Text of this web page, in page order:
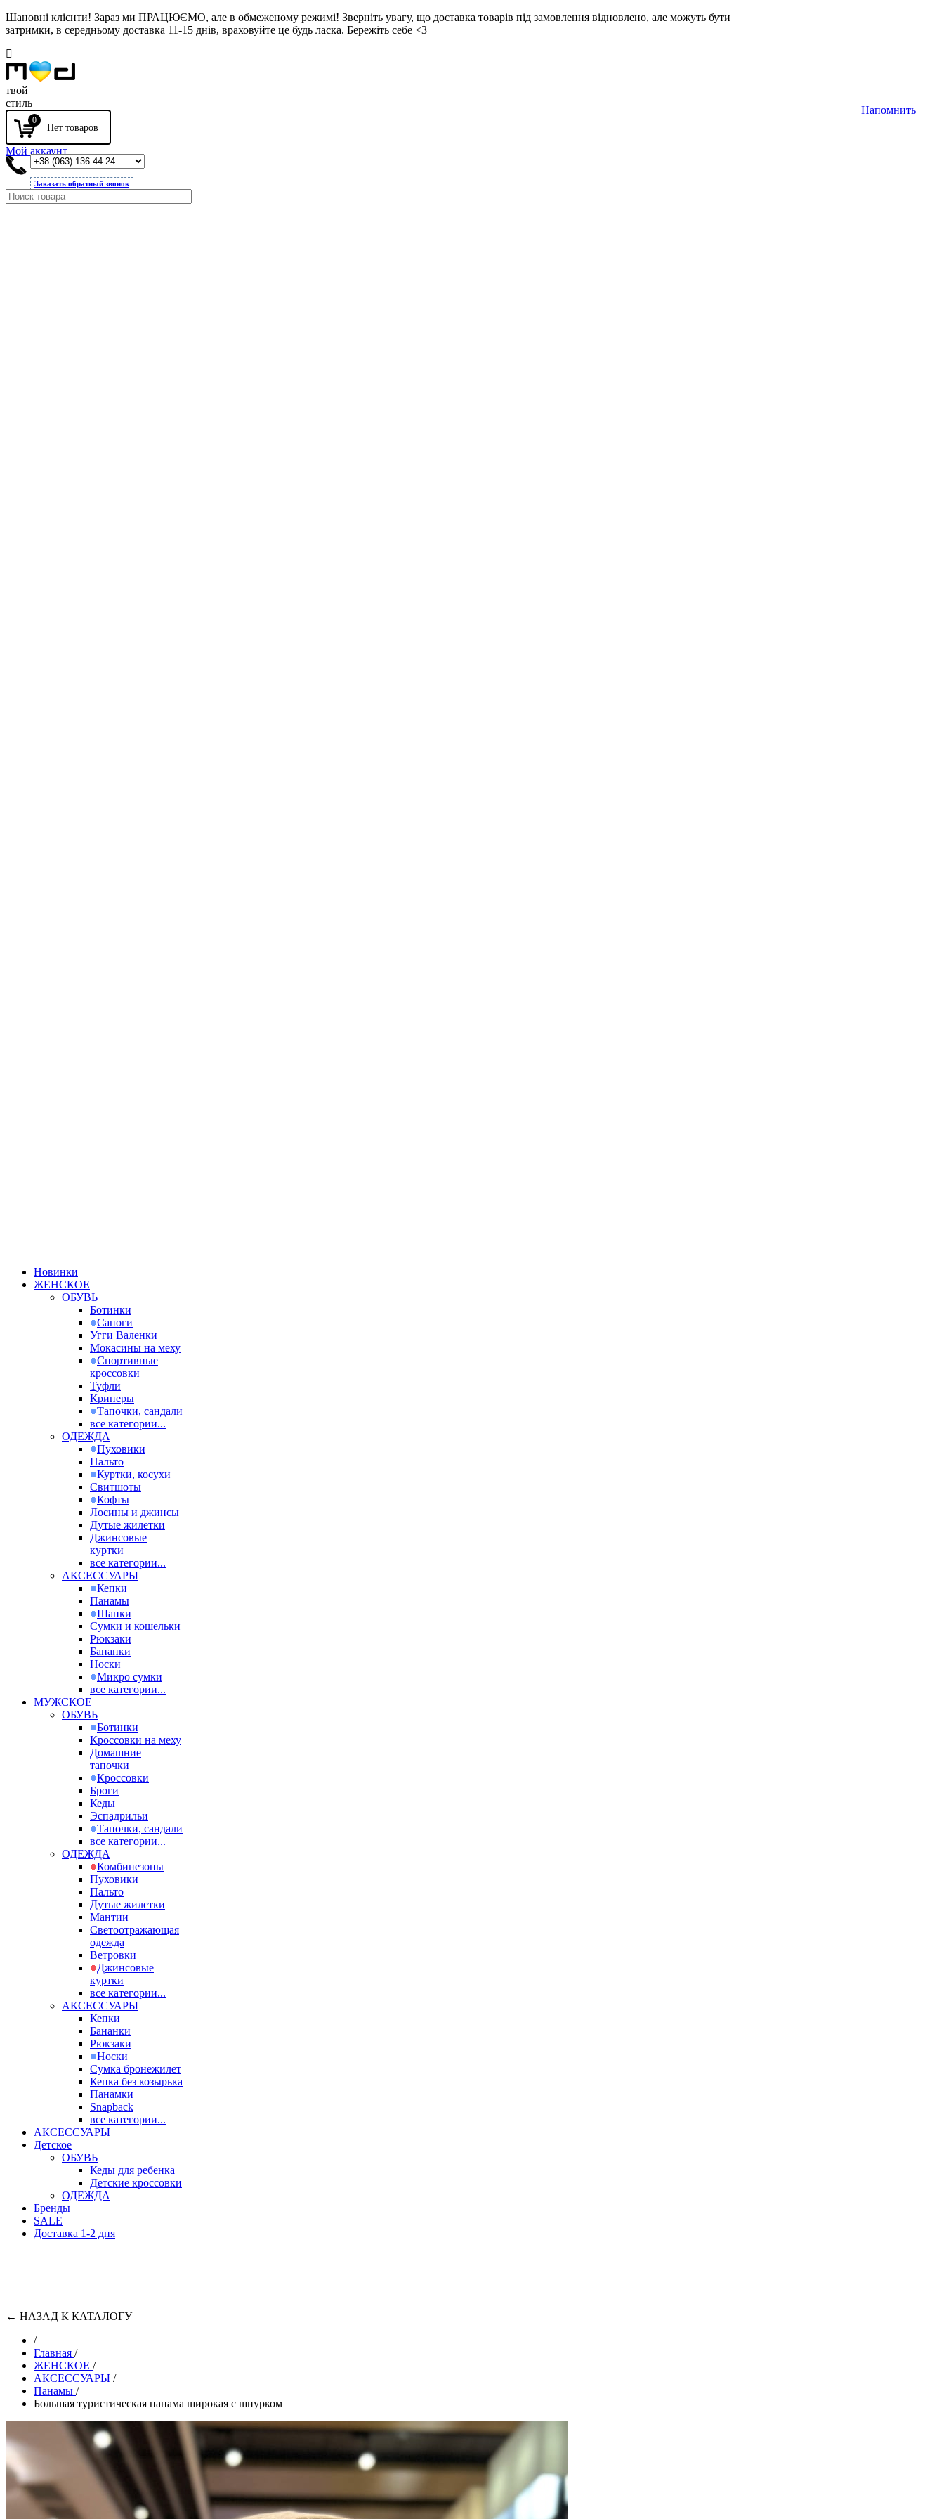
Шановні клієнти! Зараз ми ПРАЦЮЄМО, але в обмеженому режимі! Зверніть увагу, що доставка товарів під замовлення відновлено, але можуть бути
затримки, в середньому доставка 11-15 днів, враховуйте це будь ласка. Бережіть себе <3
твой
стиль
0
Мой аккаунт
Заказать обратный звонок
Новинки
ЖЕНСКОЕ
ОБУВЬ
Ботинки
Сапоги
Угги Валенки
Мокасины на меху
Спортивные
кроссовки
Туфли
Криперы
Тапочки, сандали
все категории...
ОДЕЖДА
Пуховики
Пальто
Куртки, косухи
Свитшоты
Кофты
Лосины и джинсы
Дутые жилетки
Джинсовые
куртки
все категории...
АКСЕССУАРЫ
Кепки
Панамы
Шапки
Сумки и кошельки
Рюкзаки
Бананки
Носки
Микро сумки
все категории...
МУЖСКОЕ
ОБУВЬ
Ботинки
Кроссовки на меху
Домашние
тапочки
Кроссовки
Броги
Кеды
Эспадрильи
Тапочки, сандали
все категории...
ОДЕЖДА
Комбинезоны
Пуховики
Пальто
Дутые жилетки
Мантии
Светоотражающая
одежда
Ветровки
Джинсовые
куртки
все категории...
АКСЕССУАРЫ
Кепки
Бананки
Рюкзаки
Носки
Сумка бронежилет
Кепка без козырька
Панамки
Snapback
все категории...
АКСЕССУАРЫ
Детское
ОБУВЬ
Кеды для ребенка
Детские кроссовки
ОДЕЖДА
Бренды
SALE
Доставка 1-2 дня
← НАЗАД К КАТАЛОГУ
/
Главная /
ЖЕНСКОЕ /
АКСЕССУАРЫ /
Панамы /
Большая туристическая панама широкая с шнурком
Напомнить